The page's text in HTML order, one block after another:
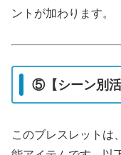
ントが加わります。
⑤【シーン別
このブレスレットは